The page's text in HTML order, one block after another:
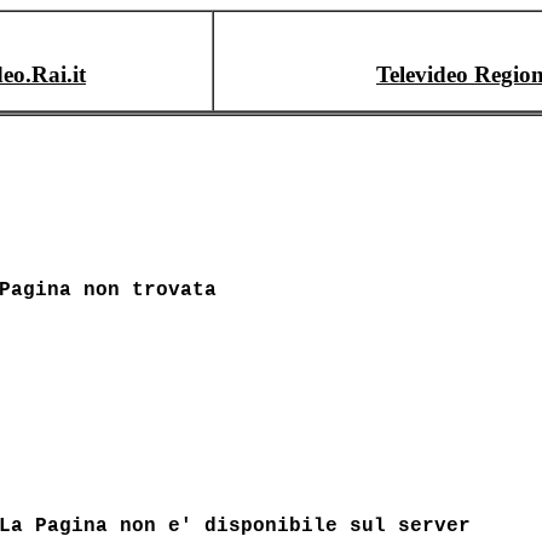
Televideo
Pagina non trovata
La Pagina non e' disponibile sul server